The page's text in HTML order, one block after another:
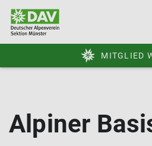
MITGLIED
Alpiner